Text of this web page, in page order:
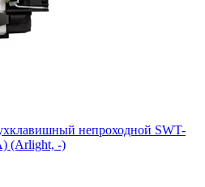
непроходной SWT-
(Arlight, -)